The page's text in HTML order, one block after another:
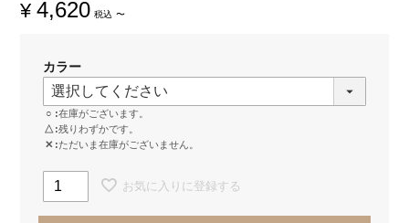
¥ 4,620 税込 〜
カラー
○
在庫がございます。
△ 残りわずかです。
✕
ただいま在庫がございません。
お気に入りに登録する